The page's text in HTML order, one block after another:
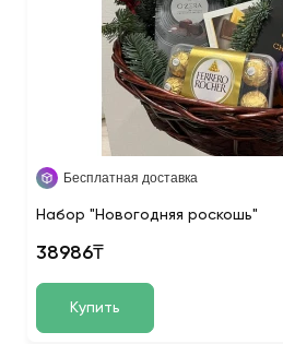
Бесплатная доставка
Набор "Новогодняя роскошь"
38986₸
Купить